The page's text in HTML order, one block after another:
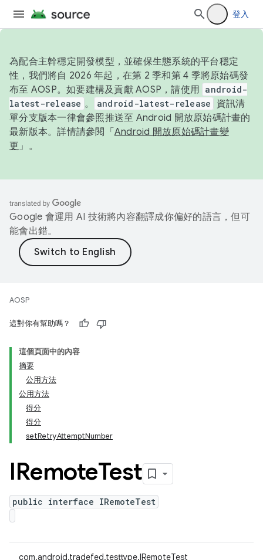
登入
為配合主幹穩定開發模型，並確保生態系統的平台穩定
性，我們將自 2026 年起，在第 2 季和第 4 季將原始碼發
布至 AOSP。如要建構及貢獻 AOSP，請使用 android-
latest-release 。 android-latest-release
資訊清
單分支版本一律會參照推送至 Android 開放原始碼計畫的
最新版本。詳情請參閱「 Android 開放原始碼計畫變
更 」。
Google 會運用 AI 技術將內容翻譯成你偏好的語言，但可
能會出錯。
AOSP
這對你有幫助嗎？
這個頁面中的內容
摘要
公用方法
公用方法
得分
得分
setRetryAttemptNumber
IRemoteTest
public interface IRemoteTest
com.android.tradefed.testtype.IRemoteTest